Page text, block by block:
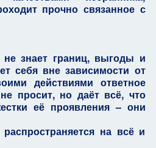
прочно связанное с
знает границ, выгоды и
себя вне зависимости от
действиями ответное
просит, но даёт всё, что
её проявления – они
на всё и